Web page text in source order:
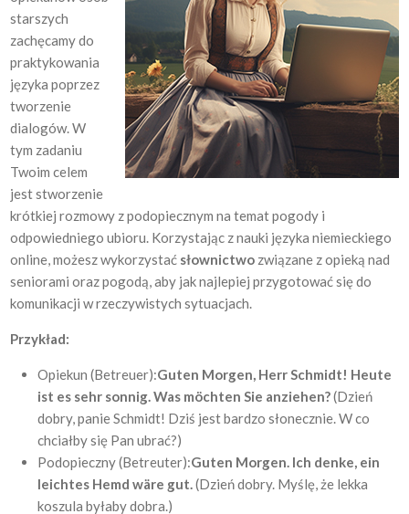
starszych
zachęcamy do
praktykowania
języka poprzez
tworzenie
dialogów. W
tym zadaniu
Twoim celem
jest stworzenie
krótkiej rozmowy z podopiecznym na temat pogody i
odpowiedniego ubioru. Korzystając z nauki języka niemieckiego
online, możesz wykorzystać słownictwo związane z opieką nad
seniorami oraz pogodą, aby jak najlepiej przygotować się do
komunikacji w rzeczywistych sytuacjach.
Przykład:
Opiekun (Betreuer):Guten Morgen, Herr Schmidt! Heute
ist es sehr sonnig. Was möchten Sie anziehen?(Dzień
dobry, panie Schmidt! Dziś jest bardzo słonecznie. W co
chciałby się Pan ubrać?)
Podopieczny (Betreuter):Guten Morgen. Ich denke, ein
leichtes Hemd wäre gut. (Dzień dobry. Myślę, że lekka
koszula byłaby dobra.)